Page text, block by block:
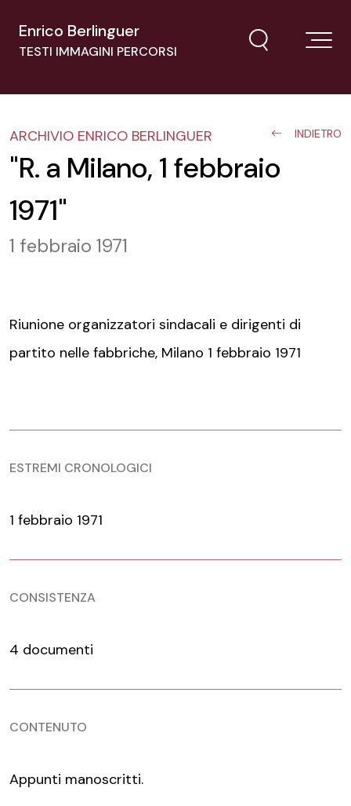
Enrico Berlinguer
TESTI IMMAGINI PERCORSI
ARCHIVIO ENRICO BERLINGUER INDIETRO
"R. a Milano, 1 febbraio
1971"
1 febbraio 1971
Riunione organizzatori sindacali e dirigenti di
partito nelle fabbriche, Milano 1 febbraio 1971
ESTREMI CRONOLOGICI
1 febbraio 1971
CONSISTENZA
4 documenti
CONTENUTO
Appunti manoscritti.